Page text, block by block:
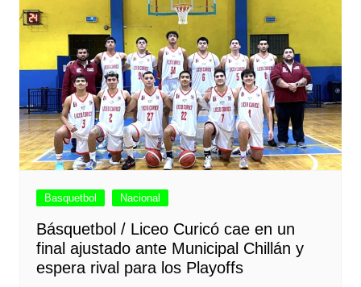
Basquetbol Nacional
Básquetbol / Liceo Curicó cae en un
final ajustado ante Municipal Chillán y
espera rival para los Playoffs